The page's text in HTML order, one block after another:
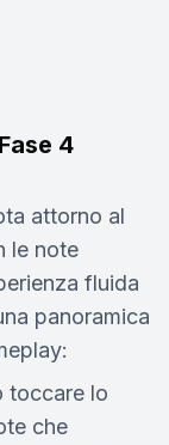
4
attorno al
le note
fluida
panoramica
toccare lo
che